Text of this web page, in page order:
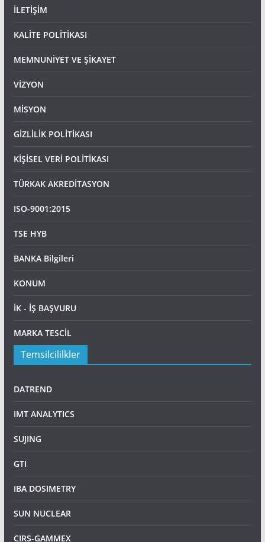
İLETİŞİM
KALİTE POLİTİKASI
MEMNUNİYET VE ŞİKAYET
VİZYON
MİSYON
GİZLİLİK POLİTİKASI
KİŞİSEL VERİ POLİTİKASI
TÜRKAK AKREDİTASYON
ISO-9001:2015
TSE HYB
BANKA Bilgileri
KONUM
İK - İŞ BAŞVURU
MARKA TESCİL
Temsilcililkler
DATREND
IMT ANALYTICS
SUJING
GTI
IBA DOSIMETRY
SUN NUCLEAR
CIRS-GAMMEX